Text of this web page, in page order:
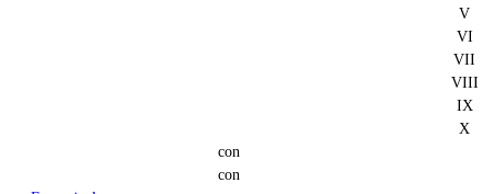
V
VI
VII
VIII
IX
X
con
con